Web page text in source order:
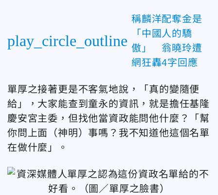
play_circle_outline
稱麟洋配奪金是
「中國人的驕
傲」 翁曉玲遭
網狂轟4字回應
單厚之接著更是不客氣地說，「真的變隨便
給」，大家能查到童永的資訊，就是擔任基隆
慶安宮主委，但找他當資政能問他什麼？「幫
你問上面（神明）事嗎？我不知道他這個名單
在做什麼」。